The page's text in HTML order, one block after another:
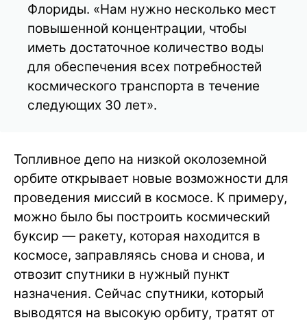
Флориды. «Нам нужно несколько мест
повышенной концентрации, чтобы
иметь достаточное количество воды
для обеспечения всех потребностей
космического транспорта в течение
следующих 30 лет».
Топливное депо на низкой околоземной
орбите открывает новые возможности для
проведения миссий в космосе. К примеру,
можно было бы построить космический
буксир — ракету, которая находится в
космосе, заправляясь снова и снова, и
отвозит спутники в нужный пункт
назначения. Сейчас спутники, который
выводятся на высокую орбиту, тратят от